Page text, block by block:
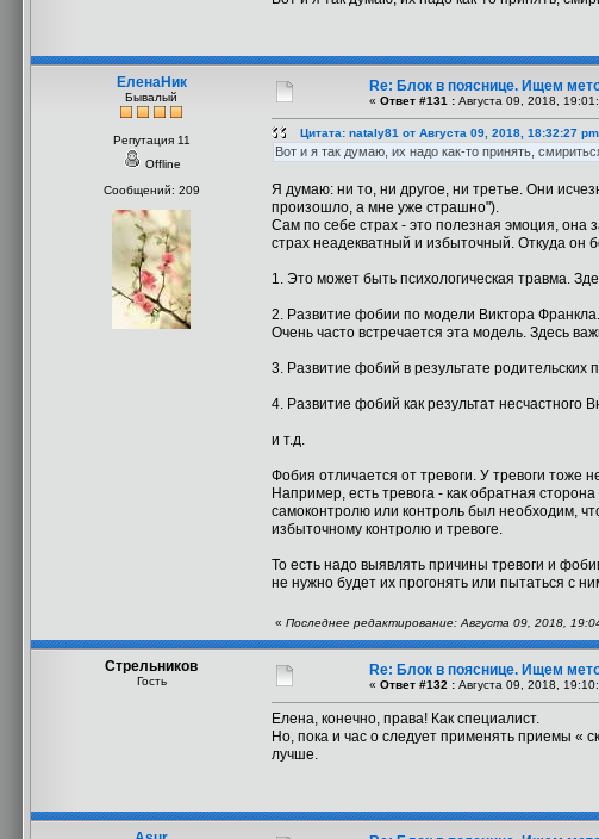
ЕленаНик
Бывалый
Репутация 11
Offline
Сообщений: 209
Re: Блок в пояснице. Ищем
« Ответ #131 : Августа 09, 2018,
Цитата: nataly81 от Августа 09, 2018, 18:32:27 pm
Вот и я так думаю, их надо как-то принять,
Я думаю: ни то, ни другое, ни третье. Они
произошло, а мне уже страшно").
Сам по себе страх - это полезная эмоция, она
страх неадекватный и избыточный. Откуда он
1. Это может быть психологическая травма.
2. Развитие фобии по модели Виктора
Очень часто встречается эта модель. Здесь
3. Развитие фобий в результате
4. Развитие фобий как результат несчастного
и т.д.
Фобия отличается от тревоги. У тревоги тоже
Например, есть тревога - как обратная
самоконтролю или контроль был необходим,
избыточному контролю и тревоге.
То есть надо выявлять причины тревоги и
не нужно будет их прогонять или пытаться с
« Последнее редактирование: Августа 09, 2018,
Стрельников
Гость
Re: Блок в пояснице. Ищем
« Ответ #132 : Августа 09, 2018,
Елена, конечно, права! Как специалист.
Но, пока и час о следует применять приемы «
лучше.